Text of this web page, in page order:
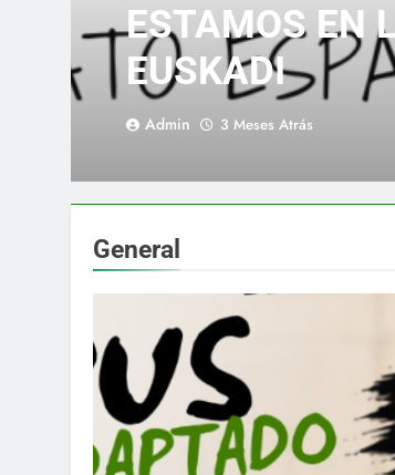
ESTAMOS EN
EUSKADI
Admin 3 Meses Atrás
General